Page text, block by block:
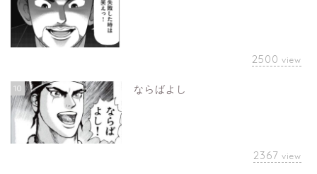
2500 view
10 ならばよし
2367 view